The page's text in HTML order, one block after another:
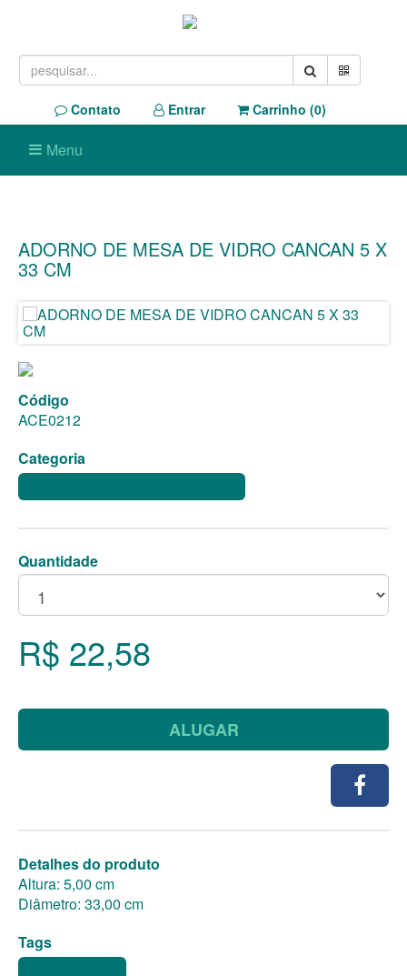
Contato Entrar Carrinho (0)
Menu
ADORNO DE MESA DE VIDRO CANCAN 5 X
33 CM
Código
ACE0212
Categoria
Quantidade
R$ 22,58
ALUGAR
Detalhes do produto
Altura: 5,00 cm
Diâmetro: 33,00 cm
Tags